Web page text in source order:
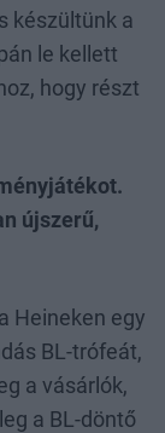
készültünk a
le kellett
hogy részt
újszerű,
Heineken egy
BL-trófeát,
a vásárlók,
a BL-döntő